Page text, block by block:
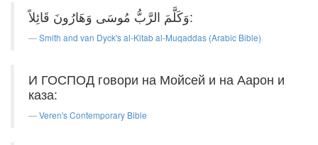
وَكَلَّمَ الرَّبُّ مُوسَى وَهَارُونَ قَائِلاً:
Smith and van Dyck's al-Kitab al-Muqaddas (Arabic Bible)
И ГОСПОД говори на Мойсей и на Аарон и
каза:
Veren's Contemporary Bible